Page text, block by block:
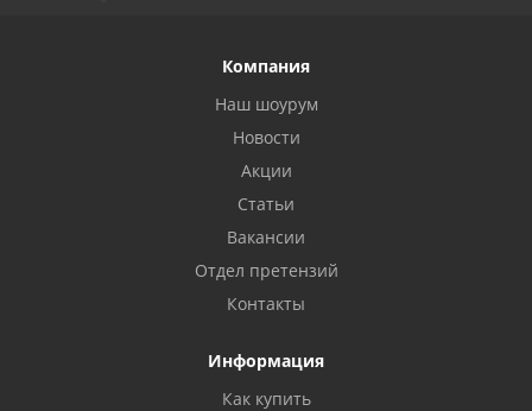
Компания
Наш шоурум
Новости
Акции
Статьи
Вакансии
Отдел претензий
Контакты
Информация
Как купить